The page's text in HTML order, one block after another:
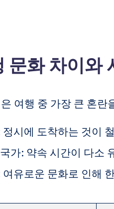
문화 차이와
여행 중 가장 큰 혼란
정시에 도착하는 것이
가: 약속 시간이 다소
여유로운 문화로 인해